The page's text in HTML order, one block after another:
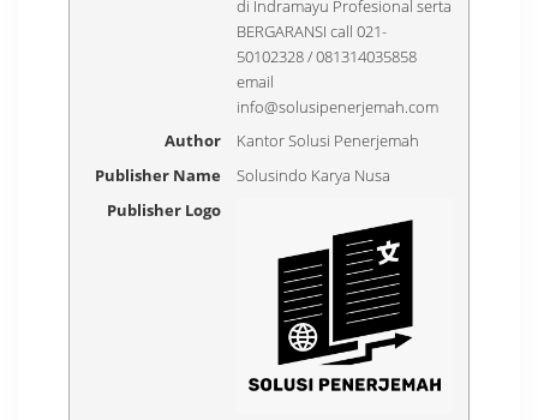
di Indramayu Profesional serta
BERGARANSI call 021-
50102328 / 081314035858
email
info@solusipenerjemah.com
Author
Kantor Solusi Penerjemah
Publisher Name
Solusindo Karya Nusa
Publisher Logo